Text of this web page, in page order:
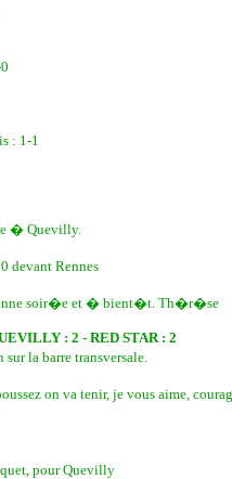
: 1-1
� Quevilly.
devant Rennes
soir�e et � bient�t. Th�r�se
: 2 - RED STAR : 2
la barre transversale.
on va tenir, je vous aime,
pour Quevilly